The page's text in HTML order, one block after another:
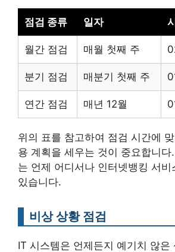
점검 종류 일자
월간 점검 매월 첫째 주
분기 점검 매분기 첫째 주
연간 점검 매년 12월
위의 표를 참고하여 점검 시간에
용 계획을 세우는 것이 중요합니다
는 언제 어디서나 인터넷뱅킹 서비
있습니다.
비상 상황 점검
IT 시스템은 언제든지 예기치 않은